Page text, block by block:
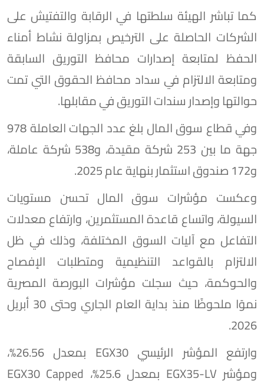
كما تباشر الهيئة سلطتها في الرقابة والتفتيش على
الشركات الحاصلة على الترخيص بمزاولة نشاط أمناء
الحفظ لمتابعة إصدارات محافظ التوريق السابقة
ومتابعة الالتزام في سداد محافظ الحقوق التي تمت
حوالتها وإصدار سندات التوريق في مقابلها.
وفي قطاع سوق المال بلغ عدد الجهات العاملة 978
جهة ما بين 253 شركة مقيدة، و538 شركة عاملة،
و172 صندوق استثمار بنهاية عام 2025.
وعكست مؤشرات سوق المال تحسن مستويات
السيولة، واتساع قاعدة المستثمرين، وارتفاع معدلات
التفاعل مع آليات السوق المختلفة، وذلك في ظل
الالتزام بالقواعد التنظيمية ومتطلبات الإفصاح
والحوكمة، حيث سجلت مؤشرات البورصة المصرية
نموًا ملحوظًا منذ بداية العام الجاري وحتى 30 أبريل
2026.
وارتفع المؤشر الرئيسي EGX30 بمعدل 26.56%،
ومؤشر EGX35-LV بمعدل 25.6%، EGX30 Capped